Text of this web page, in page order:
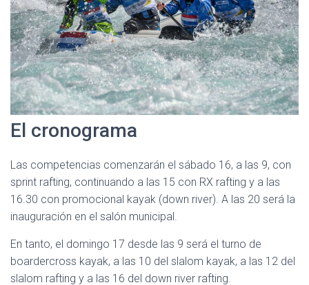
El cronograma
Las competencias comenzarán el sábado 16, a las 9, con
sprint rafting, continuando a las 15 con RX rafting y a las
16.30 con promocional kayak (down river). A las 20 será la
inauguración en el salón municipal.
En tanto, el domingo 17 desde las 9 será el turno de
boardercross kayak, a las 10 del slalom kayak, a las 12 del
slalom rafting y a las 16 del down river rafting.